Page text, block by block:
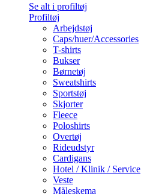
Se alt i profiltøj
Profiltøj
Arbejdstøj
Caps/huer/Accessories
T-shirts
Bukser
Børnetøj
Sweatshirts
Sportstøj
Skjorter
Fleece
Poloshirts
Overtøj
Rideudstyr
Cardigans
Hotel / Klinik / Service
Veste
Måleskema